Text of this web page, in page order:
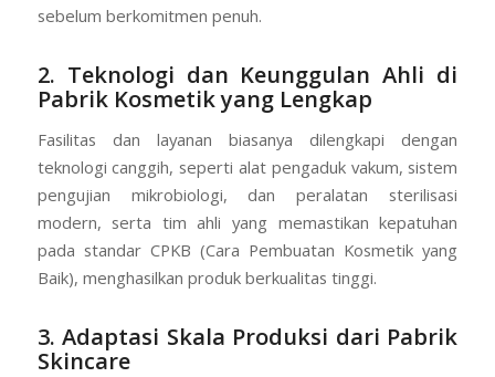
sebelum berkomitmen penuh.
2. Teknologi dan Keunggulan Ahli di
Pabrik Kosmetik yang Lengkap
Fasilitas dan layanan biasanya dilengkapi dengan
teknologi canggih, seperti alat pengaduk vakum, sistem
pengujian mikrobiologi, dan peralatan sterilisasi
modern, serta tim ahli yang memastikan kepatuhan
pada standar CPKB (Cara Pembuatan Kosmetik yang
Baik), menghasilkan produk berkualitas tinggi.
3. Adaptasi Skala Produksi dari Pabrik
Skincare